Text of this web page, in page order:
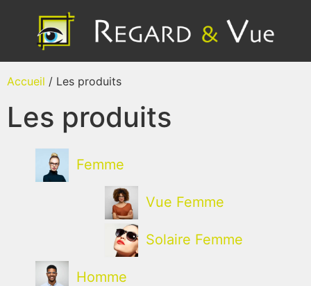
Accueil / Les produits
Les produits
Femme
Vue Femme
Solaire Femme
Homme